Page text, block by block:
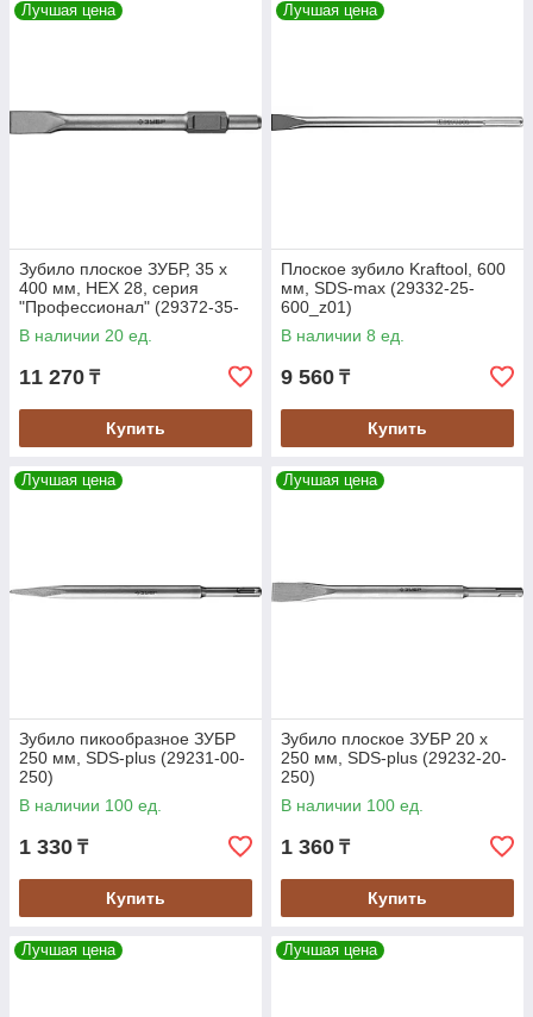
Лучшая цена
Зубило плоское ЗУБР, 35 х
400 мм, HEX 28, серия
"Профессионал" (29372-35-
400)
В наличии 20 ед.
11 270 ₸
Купить
Лучшая цена
Плоское зубило Kraftool, 600
мм, SDS-max (29332-25-
600_z01)
В наличии 8 ед.
9 560 ₸
Купить
Лучшая цена
Зубило пикообразное ЗУБР
250 мм, SDS-plus (29231-00-
250)
В наличии 100 ед.
1 330 ₸
Купить
Лучшая цена
Зубило плоское ЗУБР 20 x
250 мм, SDS-plus (29232-20-
250)
В наличии 100 ед.
1 360 ₸
Купить
Лучшая цена Лучшая цена